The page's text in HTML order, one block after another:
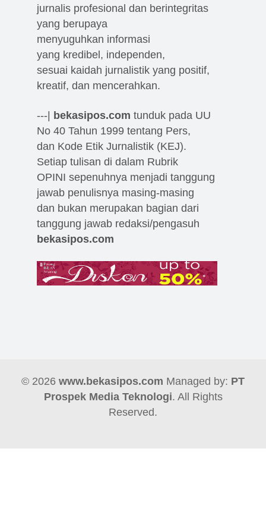
jurnalis profesional dan berintegritas
yang berupaya
menyuguhkan informasi
yang kredibel, independen,
sesuai kaidah jurnalistik yang positif,
kreatif, dan mencerahkan.
---| bekasipos.com tunduk pada UU
No 40 Tahun 1999 tentang Pers,
dan Kode Etik Jurnalistik (KEJ).
Setiap tulisan di dalam Rubrik
OPINI sepenuhnya menjadi tanggung
jawab penulisnya masing-masing
dan bukan merupakan bagian dari
tanggung jawab redaksi/pengasuh
bekasipos.com
© 2026 www.bekasipos.com Managed by: PT
Prospek Media Teknologi. All Rights
Reserved.